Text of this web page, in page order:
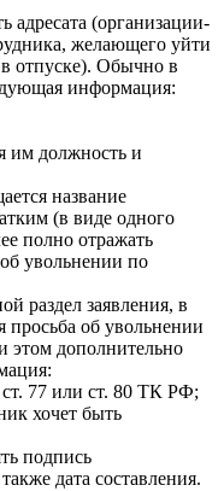
адресата (организации-
желающего уйти
отпуске). Обычно в
информация:
им должность и
название
(в виде одного
полно отражать
увольнении по
раздел заявления, в
просьба об увольнении
этом дополнительно
77 или ст. 80 ТК РФ;
хочет быть
подпись
дата составления.